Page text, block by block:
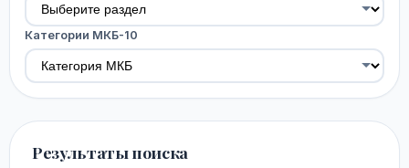
Категории МКБ-10
Результаты поиска